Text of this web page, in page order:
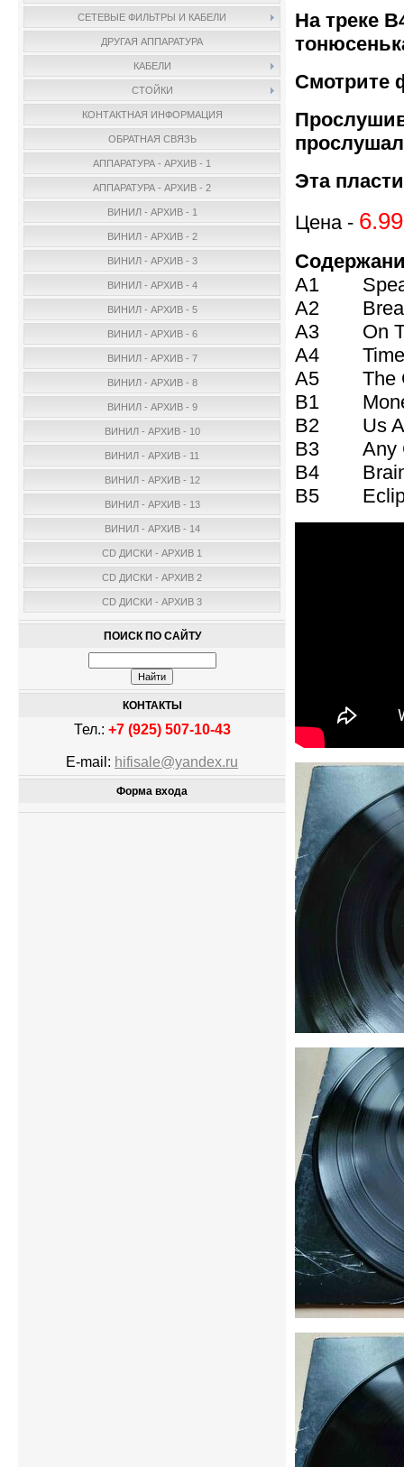
СЕТЕВЫЕ ФИЛЬТРЫ И КАБЕЛИ
ДРУГАЯ АППАРАТУРА
КАБЕЛИ
СТОЙКИ
КОНТАКТНАЯ ИНФОРМАЦИЯ
ОБРАТНАЯ СВЯЗЬ
АППАРАТУРА - АРХИВ - 1
АППАРАТУРА - АРХИВ - 2
ВИНИЛ - АРХИВ - 1
ВИНИЛ - АРХИВ - 2
ВИНИЛ - АРХИВ - 3
ВИНИЛ - АРХИВ - 4
ВИНИЛ - АРХИВ - 5
ВИНИЛ - АРХИВ - 6
ВИНИЛ - АРХИВ - 7
ВИНИЛ - АРХИВ - 8
ВИНИЛ - АРХИВ - 9
ВИНИЛ - АРХИВ - 10
ВИНИЛ - АРХИВ - 11
ВИНИЛ - АРХИВ - 12
ВИНИЛ - АРХИВ - 13
ВИНИЛ - АРХИВ - 14
CD ДИСКИ - АРХИВ 1
CD ДИСКИ - АРХИВ 2
CD ДИСКИ - АРХИВ 3
ПОИСК ПО САЙТУ
КОНТАКТЫ
Тел.: +7 (925) 507-10-43
E-mail: hifisale@yandex.ru
Форма входа
На треке
Смотрите
Эта
Цена -
A1 Speak
A2
A3 On
A4 Time
A5 The
B1
B2 Us
B3 Any
B4 Brain
B5